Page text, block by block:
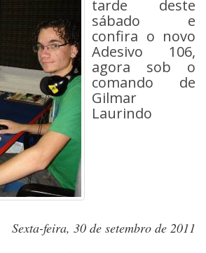
tarde deste
sábado e
confira o novo
Adesivo 106,
agora sob o
comando de
Gilmar
Laurindo
Sexta-feira, 30 de setembro de 2011